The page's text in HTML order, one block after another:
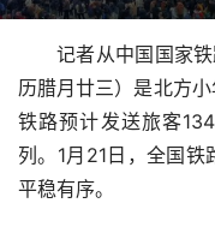
记者从中国国家
历腊月廿三）是北方
铁路预计发送旅客
列。1月21日，全国
平稳有序。